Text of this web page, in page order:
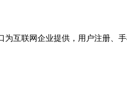
互联网企业提供，用户注册、